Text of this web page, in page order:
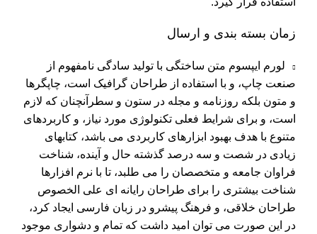
زمان بسته بندی و ارسال
لورم ایپسوم متن ساختگی با تولید سادگی نامفهوم از
صنعت چاپ، و با استفاده از طراحان گرافیک است، چاپگرها
و متون بلکه روزنامه و مجله در ستون و سطرآنچنان که لازم
است، و برای شرایط فعلی تکنولوژی مورد نیاز، و کاربردهای
متنوع با هدف بهبود ابزارهای کاربردی می باشد، کتابهای
زیادی در شصت و سه درصد گذشته حال و آینده، شناخت
فراوان جامعه و متخصصان را می طلبد، تا با نرم افزارها
شناخت بیشتری را برای طراحان رایانه ای علی الخصوص
طراحان خلاقی، و فرهنگ پیشرو در زبان فارسی ایجاد کرد،
در این صورت می توان امید داشت که تمام و دشواری موجود